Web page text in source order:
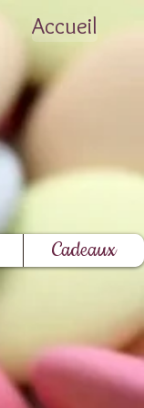
Accueil
Cadeaux